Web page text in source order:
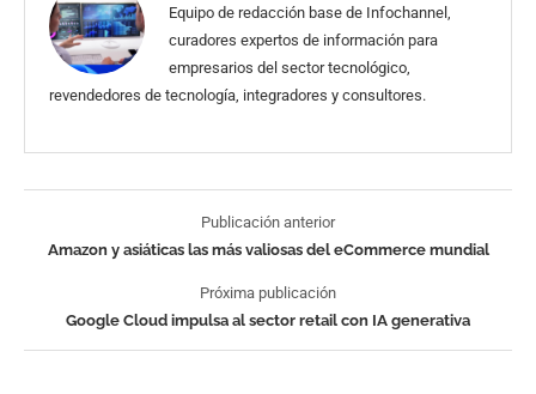
Equipo de redacción base de Infochannel,
curadores expertos de información para
empresarios del sector tecnológico,
revendedores de tecnología, integradores y consultores.
Publicación anterior
Amazon y asiáticas las más valiosas del eCommerce mundial
Próxima publicación
Google Cloud impulsa al sector retail con IA generativa